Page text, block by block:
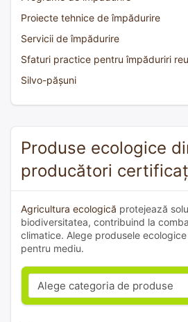
Proiecte tehnice de împădurire
Servicii de împădurire
Sfaturi practice pentru împăduriri
Silvo-pășuni
Produse ecologice
producători
Agricultura ecologică protejează
biodiversitatea, contribuind la
climatice. Alege produsele
pentru mediu.